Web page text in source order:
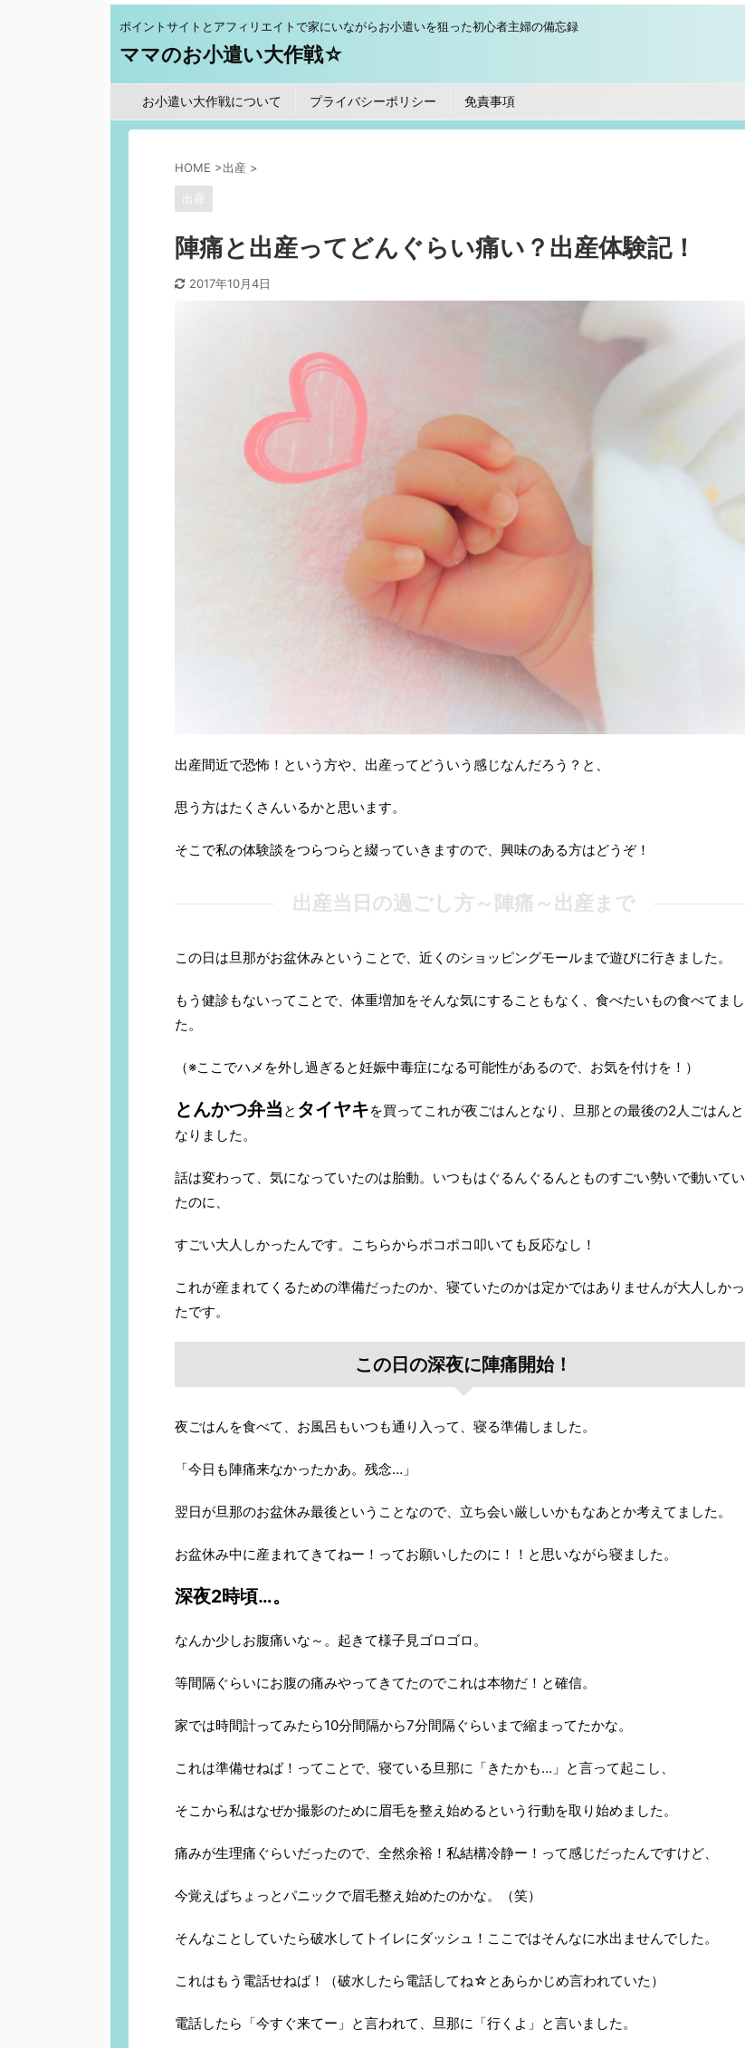
ポイントサイトとアフィリエイトで家にいながらお小遣いを狙った初心者主婦の備忘録
ママのお小遣い大作戦☆
お小遣い大作戦について プライバシーポリシー 免責事項
HOME >出産 >
出産
陣痛と出産ってどんぐらい痛い？出産体験記！
2017年10月4日
出産間近で恐怖！という方や、出産ってどういう感じなんだろう？と、
思う方はたくさんいるかと思います。
そこで私の体験談をつらつらと綴っていきますので、興味のある方はどうぞ！
出産当日の過ごし方～陣痛～出産まで
この日は旦那がお盆休みということで、近くのショッピングモールまで遊びに行きました。
もう健診もないってことで、体重増加をそんな気にすることもなく、食べたいもの食べてまし
た。
（※ここでハメを外し過ぎると妊娠中毒症になる可能性があるので、お気を付けを！）
とんかつ弁当 と タイヤキを買ってこれが夜ごはんとなり、旦那との最後の2人ごはんと
なりました。
話は変わって、気になっていたのは胎動。いつもはぐるんぐるんとものすごい勢いで動いてい
たのに、
すごい大人しかったんです。こちらからポコポコ叩いても反応なし！
これが産まれてくるための準備だったのか、寝ていたのかは定かではありませんが大人しかっ
たです。
この日の深夜に陣痛開始！
夜ごはんを食べて、お風呂もいつも通り入って、寝る準備しました。
「今日も陣痛来なかったかあ。残念…」
翌日が旦那のお盆休み最後ということなので、立ち会い厳しいかもなあとか考えてました。
お盆休み中に産まれてきてねー！ってお願いしたのに！！と思いながら寝ました。
深夜2時頃…。
なんか少しお腹痛いな～。起きて様子見ゴロゴロ。
等間隔ぐらいにお腹の痛みやってきてたのでこれは本物だ！と確信。
家では時間計ってみたら10分間隔から7分間隔ぐらいまで縮まってたかな。
これは準備せねば！ってことで、寝ている旦那に「きたかも…」と言って起こし、
そこから私はなぜか撮影のために眉毛を整え始めるという行動を取り始めました。
痛みが生理痛ぐらいだったので、全然余裕！私結構冷静ー！って感じだったんですけど、
今覚えばちょっとパニックで眉毛整え始めたのかな。（笑）
そんなことしていたら破水してトイレにダッシュ！ここではそんなに水出ませんでした。
これはもう電話せねば！（破水したら電話してね☆とあらかじめ言われていた）
電話したら「今すぐ来てー」と言われて、旦那に「行くよ」と言いました。